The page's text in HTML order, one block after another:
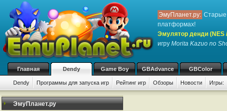
ЭмуПланет.ру: Старые
платформах!
Эмулятор денди (NES
игру Morita Kazuo no
Главная Dendy Game Boy GBAdvance GBColor
Dendy Программы для запуска игр Рейтинг игр Обзоры Новости Игры:
ЭмуПланет.ру